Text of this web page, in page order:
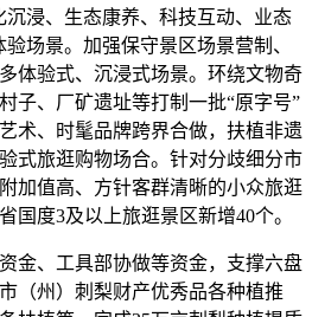
沉浸、生态康养、科技互动、业态
场景。加强保守景区场景营制、
体验式、沉浸式场景。环绕文物奇
子、厂矿遗址等打制一批“原字号”
术、时髦品牌跨界合做，扶植非遗
式旅逛购物场合。针对分歧细分市
加值高、方针客群清晰的小众旅逛
国度3及以上旅逛景区新增40个。
、工具部协做等资金，支撑六盘
（州）刺梨财产优秀品各种植推